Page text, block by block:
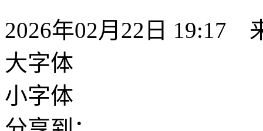
2026年02月22日 19:17
大字体
小字体